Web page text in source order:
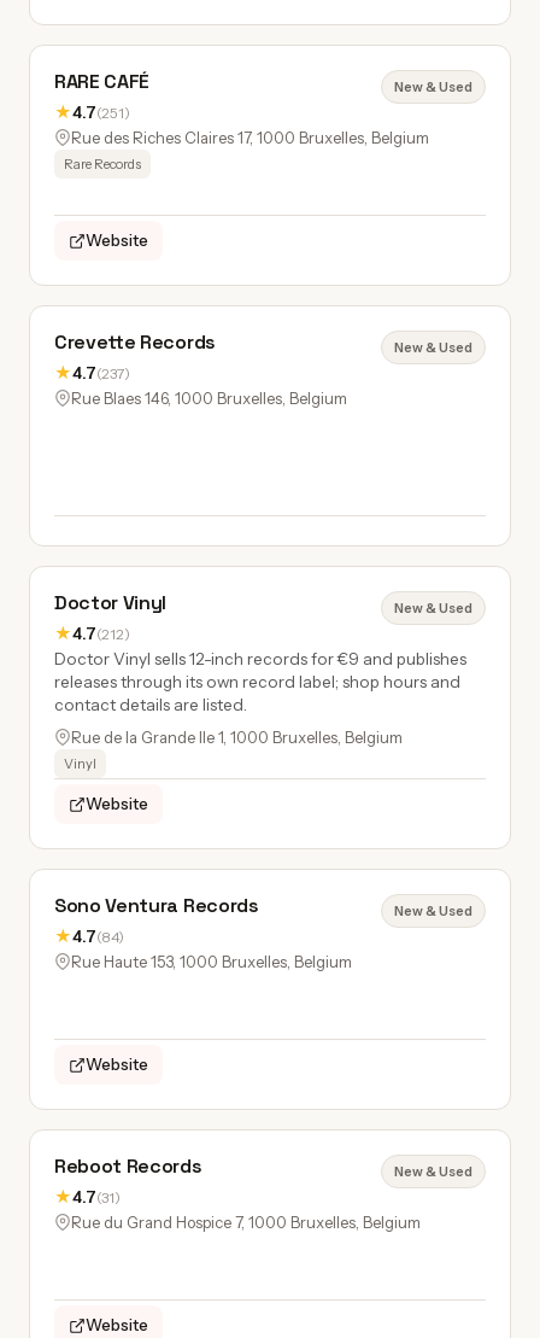
RARE CAFÉ
★4.7(251)
New & Used
Rue des Riches Claires 17, 1000 Bruxelles, Belgium
Rare Records
Website
Crevette Records
★4.7(237)
New & Used
Rue Blaes 146, 1000 Bruxelles, Belgium
Doctor Vinyl
★4.7(212)
New & Used
Doctor Vinyl sells 12-inch records for €9 and publishes
releases through its own record label; shop hours and
contact details are listed.
Rue de la Grande Ile 1, 1000 Bruxelles, Belgium
Vinyl
Website
Sono Ventura Records
★4.7(84)
New & Used
Rue Haute 153, 1000 Bruxelles, Belgium
Website
Reboot Records
★4.7(31)
New & Used
Rue du Grand Hospice 7, 1000 Bruxelles, Belgium
Website